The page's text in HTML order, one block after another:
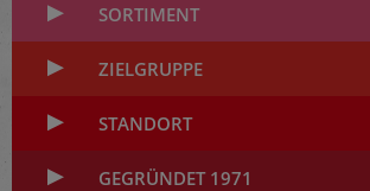
SORTIMENT
ZIELGRUPPE
STANDORT
GEGRÜNDET 1971